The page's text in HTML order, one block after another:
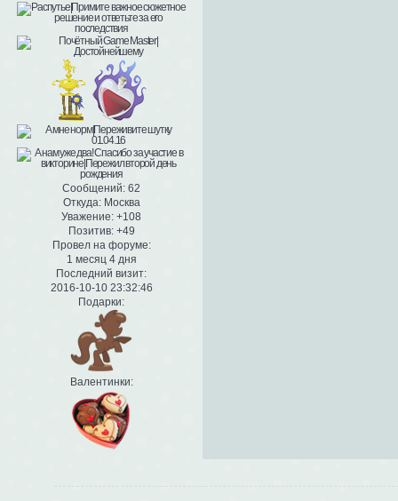
Сообщений: 62
Откуда:Москва
Уважение: +108
Позитив: +49
Провел на форуме:
1 месяц 4 дня
Последний визит:
2016-10-10 23:32:46
Подарки:
Валентинки: